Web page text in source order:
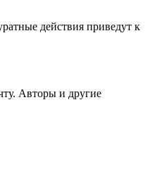
действия приведут к
Авторы и другие